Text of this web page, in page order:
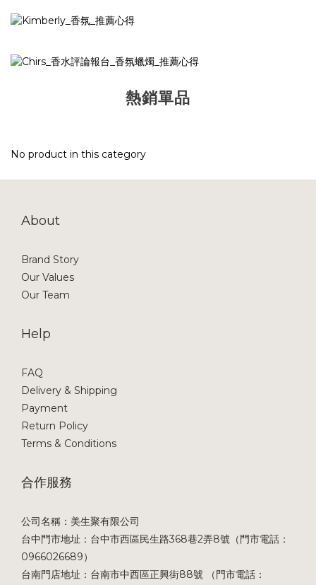
熱銷單品
No product in this category
About
Brand Story
Our Values
Our Team
Help
FAQ
Delivery & Shipping
Payment
Return Policy
Terms & Conditions
合作服務
公司名稱：美生聚有限公司
台中門市地址：台中市西區民生路368巷2弄8號（門市電話：
0966026689）
台南門店地址：台南市中西區正興街88號 （門市電話：